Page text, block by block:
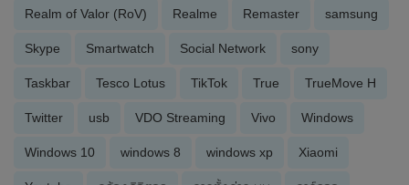
Realm of Valor (RoV) Realme Remaster samsung
Skype Smartwatch Social Network sony
Taskbar Tesco Lotus TikTok True TrueMove H
Twitter usb VDO Streaming Vivo Windows
Windows 10 windows 8 windows xp Xiaomi